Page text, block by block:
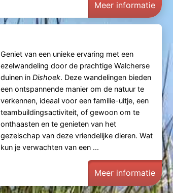
Meer informatie
Geniet van een unieke ervaring met een
ezelwandeling door de prachtige Walcherse
duinen in Dishoek. Deze wandelingen bieden
een ontspannende manier om de natuur te
verkennen, ideaal voor een familie-uitje, een
teambuildingsactiviteit, of gewoon om te
onthaasten en te genieten van het
gezelschap van deze vriendelijke dieren. Wat
kun je verwachten van een ...
Meer informatie